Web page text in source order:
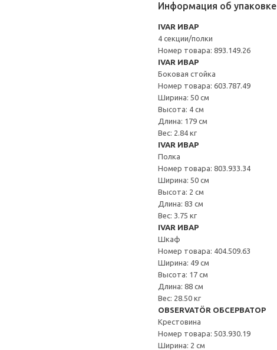
Информация об упаковке
IVAR ИВАР
4 секции/полки
Номер товара: 893.149.26
IVAR ИВАР
Боковая стойка
Номер товара: 603.787.49
Ширина: 50 см
Высота: 4 см
Длина: 179 см
Вес: 2.84 кг
IVAR ИВАР
Полка
Номер товара: 803.933.34
Ширина: 50 см
Высота: 2 см
Длина: 83 см
Вес: 3.75 кг
IVAR ИВАР
Шкаф
Номер товара: 404.509.63
Ширина: 49 см
Высота: 17 см
Длина: 88 см
Вес: 28.50 кг
OBSERVATÖR ОБСЕРВАТОР
Крестовина
Номер товара: 503.930.19
Ширина: 2 см